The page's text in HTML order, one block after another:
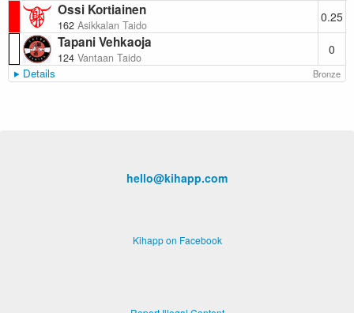
Ossi Kortiainen
162 Asikkalan Taido
0.25
Tapani Vehkaoja
124 Vantaan Taido
0
Details Bronze
hello@kihapp.com
Kihapp on Facebook